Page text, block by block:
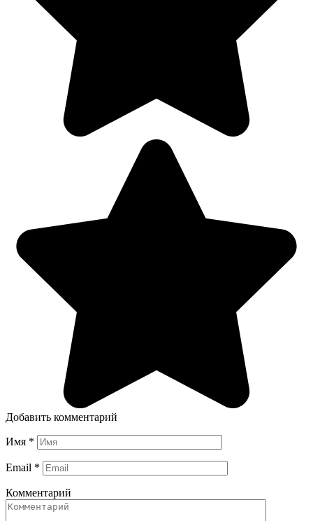
Добавить комментарий
Имя *
Email *
Комментарий